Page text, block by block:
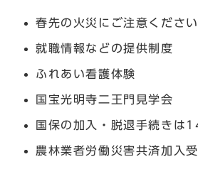
春先の火災にご注意ください
就職情報などの提供制度
ふれあい看護体験
国宝光明寺二王門見学会
国保の加入・脱退手続きは
農林業者労働災害共済加入